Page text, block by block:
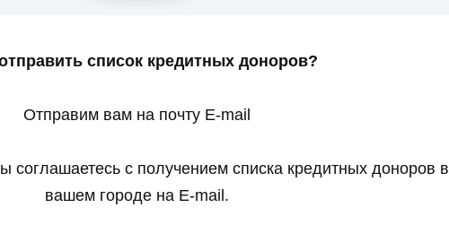
список кредитных доноров?
Отправим вам на почту E-mail
соглашаетесь с получением списка кредитных доноров в
вашем городе на E-mail.